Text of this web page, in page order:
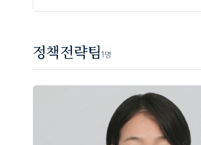
정책전략팀1 명